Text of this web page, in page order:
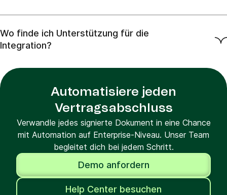
Wo finde ich Unterstützung für die
Integration?
Automatisiere jeden
Vertragsabschluss
Verwandle jedes signierte Dokument in eine Chance
mit Automation auf Enterprise-Niveau. Unser Team
begleitet dich bei jedem Schritt.
Demo anfordern
Help Center besuchen